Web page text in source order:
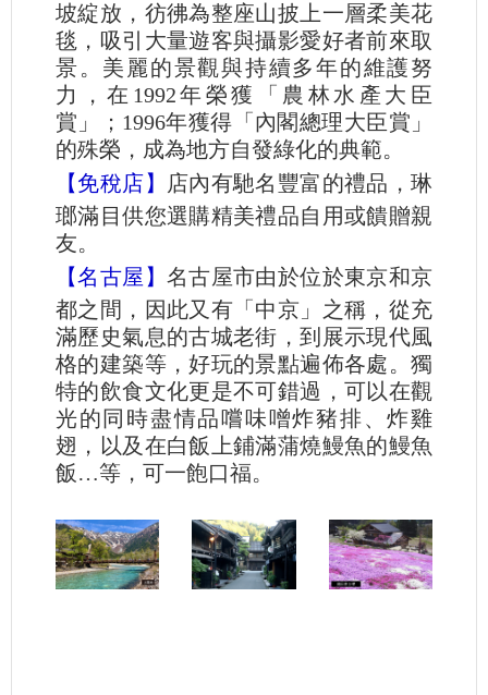
坡綻放，彷彿為整座山披上一層柔美花
毯，吸引大量遊客與攝影愛好者前來取
景。美麗的景觀與持續多年的維護努
力，在1992年榮獲「農林水產大臣
賞」；1996年獲得「內閣總理大臣賞」
的殊榮，成為地方自發綠化的典範。
【免稅店】
店內有馳名豐富的禮品，琳
瑯滿目供您選購精美禮品自用或饋贈親
友。
【名古屋】 名古屋市由於位於東京和京
都之間，因此又有「中京」之稱，從充
滿歷史氣息的古城老街，到展示現代風
格的建築等，好玩的景點遍佈各處。獨
特的飲食文化更是不可錯過，可以在觀
光的同時盡情品嚐味噌炸豬排、炸雞
翅，以及在白飯上鋪滿蒲燒鰻魚的鰻魚
飯…等，可一飽口福。